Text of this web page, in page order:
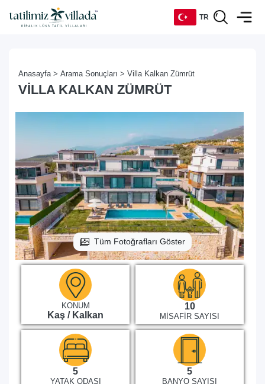
TR
EN
Anasayfa > Arama Sonuçları > Villa Kalkan Zümrüt
VILLA KALKAN ZÜMRÜT
Tüm Fotoğrafları Göster
KONUM
Kaş / Kalkan
10
MISAFIR SAYISI
5
YATAK ODASI
5
BANYO SAYISI